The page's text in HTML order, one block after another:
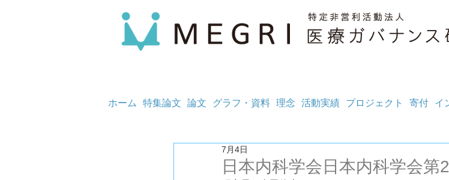
ホーム 特集論文 論文 グラフ・資料 理念 活動実績 プロジェクト 寄付 イ
日本内科学会日本内科学会第
7月4日